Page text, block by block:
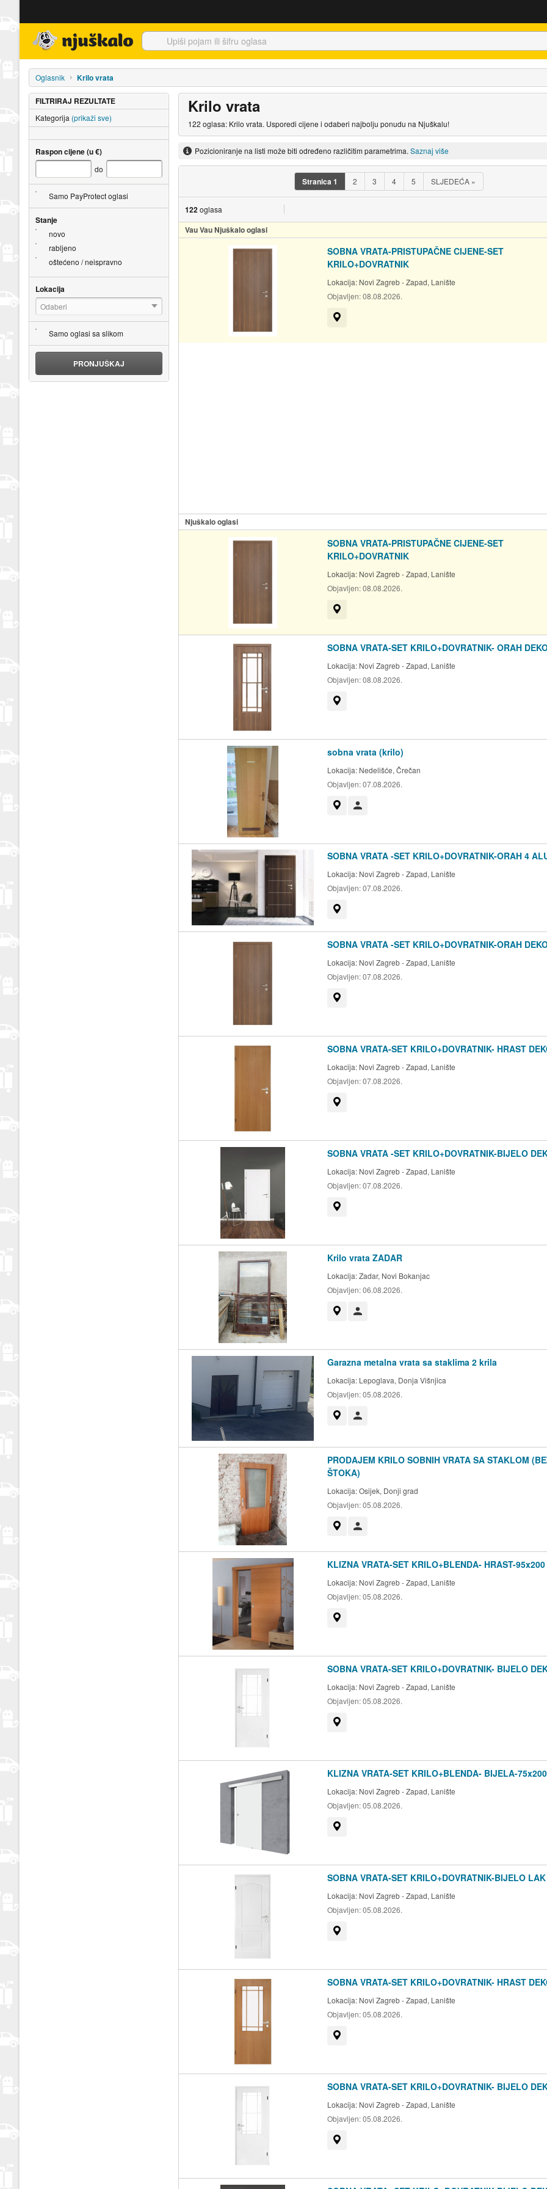
Oglasnik Krilo vrata
Krilo vrata
122 oglasa: Krilo vrata. Usporedi cijene i odaberi najbolju ponudu na Njuškalu!
Pozicioniranje na listi može biti određeno različitim parametrima. Saznaj više
Stranica1 2 3 4 5 SLJEDEĆA »
122oglasa
Vau Vau Njuškalo oglasi
SOBNA VRATA-PRISTUPAČNE CIJENE-SET
KRILO+DOVRATNIK
Lokacija: Novi Zagreb - Zapad, Lanište
Objavljen:08.08.2026.
Njuškalo oglasi
SOBNA VRATA-PRISTUPAČNE CIJENE-SET
KRILO+DOVRATNIK
Lokacija: Novi Zagreb - Zapad, Lanište
Objavljen:08.08.2026.
SOBNA VRATA-SET KRILO+DOVRATNIK- ORAH
Lokacija: Novi Zagreb - Zapad, Lanište
Objavljen:08.08.2026.
sobna vrata (krilo)
Lokacija: Nedelišće, Črečan
Objavljen:07.08.2026.
SOBNA VRATA -SET KRILO+DOVRATNIK-ORAH 4
Lokacija: Novi Zagreb - Zapad, Lanište
Objavljen:07.08.2026.
SOBNA VRATA -SET KRILO+DOVRATNIK-ORAH
Lokacija: Novi Zagreb - Zapad, Lanište
Objavljen:07.08.2026.
SOBNA VRATA-SET KRILO+DOVRATNIK- HRAST
Lokacija: Novi Zagreb - Zapad, Lanište
Objavljen:07.08.2026.
SOBNA VRATA -SET KRILO+DOVRATNIK-BIJELO
Lokacija: Novi Zagreb - Zapad, Lanište
Objavljen:07.08.2026.
Krilo vrata ZADAR
Lokacija:Zadar, Novi Bokanjac
Objavljen:06.08.2026.
Garazna metalna vrata sa staklima 2 krila
Lokacija: Lepoglava, Donja Višnjica
Objavljen:05.08.2026.
PRODAJEM KRILO SOBNIH VRATA SA STAKLOM
ŠTOKA)
Lokacija:Osijek, Donji grad
Objavljen:05.08.2026.
KLIZNA VRATA-SET KRILO+BLENDA- HRAST-95x200
Lokacija: Novi Zagreb - Zapad, Lanište
Objavljen:05.08.2026.
SOBNA VRATA-SET KRILO+DOVRATNIK- BIJELO
Lokacija: Novi Zagreb - Zapad, Lanište
Objavljen:05.08.2026.
KLIZNA VRATA-SET KRILO+BLENDA- BIJELA-75x200
Lokacija: Novi Zagreb - Zapad, Lanište
Objavljen:05.08.2026.
SOBNA VRATA-SET KRILO+DOVRATNIK-BIJELO LAK
Lokacija: Novi Zagreb - Zapad, Lanište
Objavljen:05.08.2026.
SOBNA VRATA-SET KRILO+DOVRATNIK- HRAST
Lokacija: Novi Zagreb - Zapad, Lanište
Objavljen:05.08.2026.
SOBNA VRATA-SET KRILO+DOVRATNIK- BIJELO
Lokacija: Novi Zagreb - Zapad, Lanište
Objavljen:05.08.2026.
FILTRIRAJ REZULTATE
Kategorija (prikaži sve)
Raspon cijene (u €)
do
Samo PayProtect oglasi
Stanje
novo
rabljeno
oštećeno / neispravno
Lokacija
Odaberi
Samo oglasi sa slikom
PRONJUŠKAJ